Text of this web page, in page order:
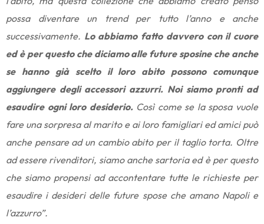
possa diventare un trend per tutto l’anno e anche
successivamente. Lo abbiamo fatto davvero con il cuore
ed è per questo che diciamo alle future sposine che anche
se hanno già scelto il loro abito possono comunque
aggiungere degli accessori azzurri. Noi siamo pronti ad
esaudire ogni loro desiderio.Così come se la sposa vuole
fare una sorpresa al marito e ai loro famigliari ed amici può
anche pensare ad un cambio abito per il taglio torta. Oltre
ad essere rivenditori, siamo anche sartoria ed è per questo
che siamo propensi ad accontentare tutte le richieste per
esaudire i desideri delle future spose che amano Napoli e
l’azzurro”.